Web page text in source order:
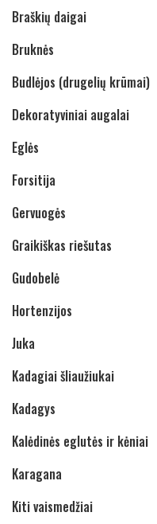
Braškių daigai
Bruknės
Budlėjos (drugelių krūmai)
Dekoratyviniai augalai
Eglės
Forsitija
Gervuogės
Graikiškas riešutas
Gudobelė
Hortenzijos
Juka
Kadagiai šliaužiukai
Kadagys
Kalėdinės eglutės ir kėniai
Karagana
Kiti vaismedžiai